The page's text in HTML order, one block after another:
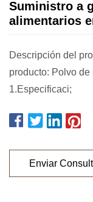
Suministro a
alimentarios
Descripción del
producto: Polvo
1.Especificaci;
Enviar